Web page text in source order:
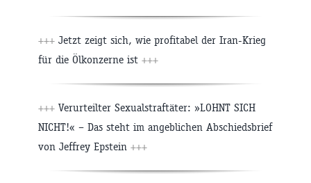
+++ Jetzt zeigt sich, wie profitabel der Iran-Krieg
für die Ölkonzerne ist +++
+++ Verurteilter Sexualstraftäter: »LOHNT SICH
NICHT!« – Das steht im angeblichen Abschiedsbrief
von Jeffrey Epstein +++